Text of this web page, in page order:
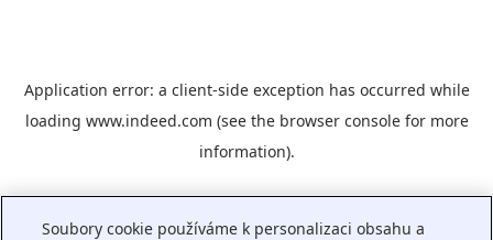
Application error: a client-side exception has occurred while
loading www.indeed.com (see the browser consolefor more
information).
Soubory cookie používáme k personalizaci obsahu a